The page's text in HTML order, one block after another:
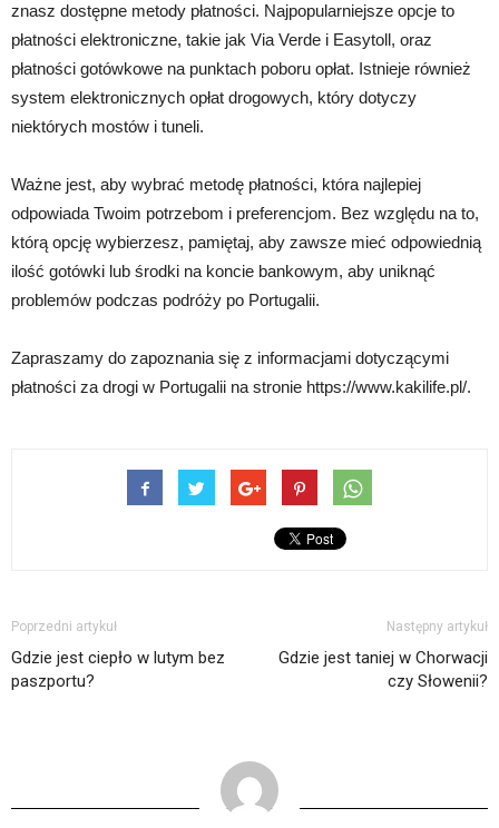
znasz dostępne metody płatności. Najpopularniejsze opcje to
płatności elektroniczne, takie jak Via Verde i Easytoll, oraz
płatności gotówkowe na punktach poboru opłat. Istnieje również
system elektronicznych opłat drogowych, który dotyczy
niektórych mostów i tuneli.
Ważne jest, aby wybrać metodę płatności, która najlepiej
odpowiada Twoim potrzebom i preferencjom. Bez względu na to,
którą opcję wybierzesz, pamiętaj, aby zawsze mieć odpowiednią
ilość gotówki lub środki na koncie bankowym, aby uniknąć
problemów podczas podróży po Portugalii.
Zapraszamy do zapoznania się z informacjami dotyczącymi
płatności za drogi w Portugalii na stronie https://www.kakilife.pl/.
Poprzedni artykuł
Gdzie jest ciepło w lutym bez
paszportu?
Następny artykuł
Gdzie jest taniej w Chorwacji
czy Słowenii?